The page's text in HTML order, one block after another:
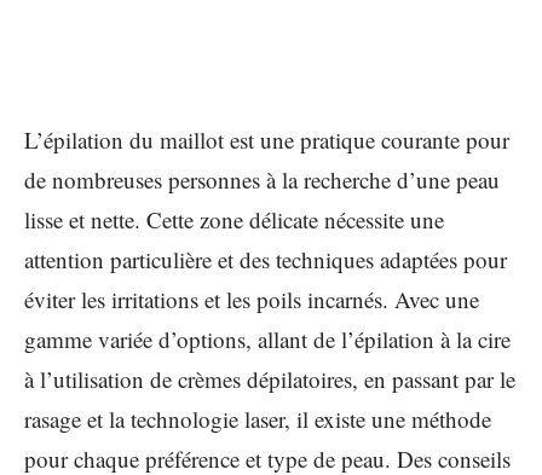
L’épilation du maillot est une pratique courante pour
de nombreuses personnes à la recherche d’une peau
lisse et nette. Cette zone délicate nécessite une
attention particulière et des techniques adaptées pour
éviter les irritations et les poils incarnés. Avec une
gamme variée d’options, allant de l’épilation à la cire
à l’utilisation de crèmes dépilatoires, en passant par le
rasage et la technologie laser, il existe une méthode
pour chaque préférence et type de peau. Des conseils